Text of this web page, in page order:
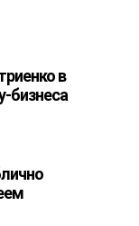
в
бизнеса